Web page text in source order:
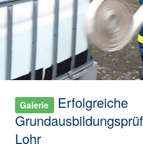
Galerie
Erfolgreiche
Lohr